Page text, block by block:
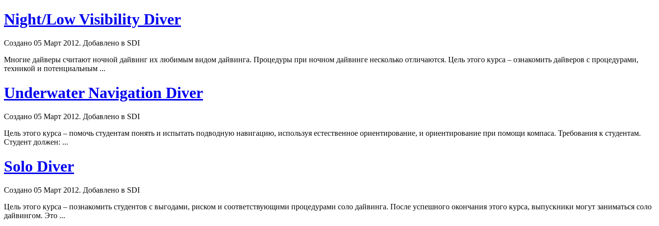
Night/Low Visibility Diver
Создано 05 Март 2012. Добавлено в SDI
Многие дайверы считают ночной дайвинг их любимым видом дайвинга. Процедуры при ночном дайвинге несколько отличаются. Цель этого курса – ознакомить дайверов с процедурами,
техникой и потенциальным ...
Underwater Navigation Diver
Создано 05 Март 2012. Добавлено в SDI
Цель этого курса – помочь студентам понять и испытать подводную навигацию, используя естественное ориентирование, и ориентирование при помощи компаса. Требования к студентам.
Студент должен: ...
Solo Diver
Создано 05 Март 2012. Добавлено в SDI
Цель этого курса – познакомить студентов с выгодами, риском и соответствующими процедурами соло дайвинга. После успешного окончания этого курса, выпускники могут заниматься соло
дайвингом. Это ...